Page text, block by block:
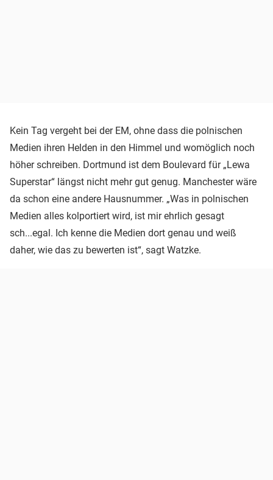
Kein Tag vergeht bei der EM, ohne dass die polnischen
Medien ihren Helden in den Himmel und womöglich noch
höher schreiben. Dortmund ist dem Boulevard für „Lewa
Superstar“ längst nicht mehr gut genug. Manchester wäre
da schon eine andere Hausnummer. „Was in polnischen
Medien alles kolportiert wird, ist mir ehrlich gesagt
sch...egal. Ich kenne die Medien dort genau und weiß
daher, wie das zu bewerten ist“, sagt Watzke.